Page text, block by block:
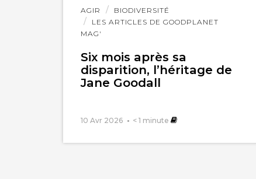
AGIR
BIODIVERSITÉ
LES ARTICLES DE GOODPLANET
MAG'
Six mois après sa
disparition, l’héritage de
Jane Goodall
10 Avr 2026 < 1 minute
Lire
l'article